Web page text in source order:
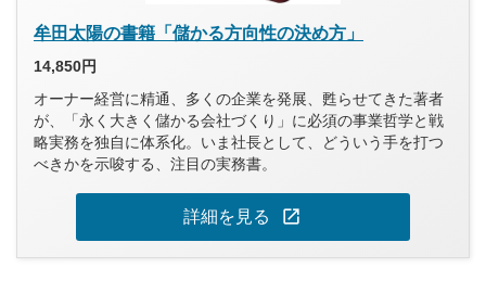
牟田太陽の書籍「儲かる方向性の決め方」
14,850円
オーナー経営に精通、多くの企業を発展、甦らせてきた著者
が、「永く大きく儲かる会社づくり」に必須の事業哲学と戦
略実務を独自に体系化。いま社長として、どういう手を打つ
べきかを示唆する、注目の実務書。
詳細を見る open_in_new